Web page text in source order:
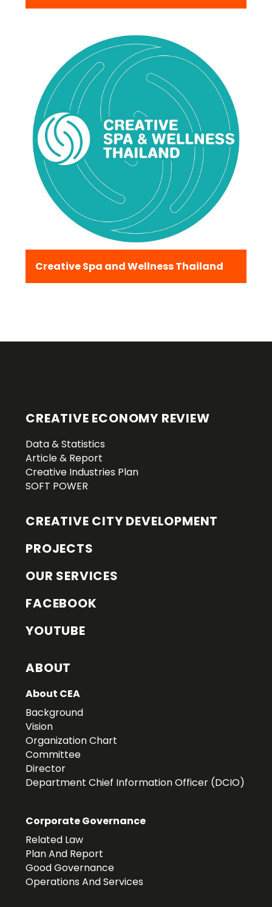
Creative Spa and Wellness Thailand
CREATIVE ECONOMY REVIEW
Data & Statistics
Article & Report
Creative Industries Plan
SOFT POWER
CREATIVE CITY DEVELOPMENT
PROJECTS
OUR SERVICES
FACEBOOK
YOUTUBE
ABOUT
About CEA
Background
Vision
Organization Chart
Committee
Director
Department Chief Information Officer (DCIO)
Corporate Governance
Related Law
Plan And Report
Good Governance
Operations And Services